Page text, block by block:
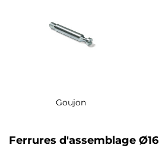
Goujon
Ferrures d'assemblage Ø16